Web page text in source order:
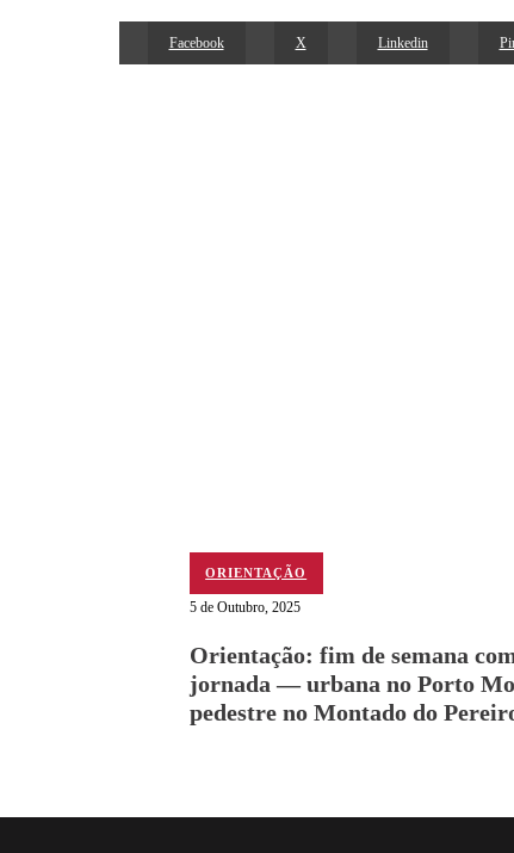
Facebook X Linkedin
ORIENTAÇÃO
5 de Outubro, 2025
Orientação: fim de semana
jornada — urbana no Porto
pedestre no Montado do